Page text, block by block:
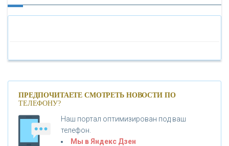
«БАНК САНКТ-ПЕТЕРБУРГ»
«ПРОМСВЯЗЬБАНК»
«НОВИКОМБАНК»
ПРЕДПОЧИТАЕТЕ СМОТРЕТЬ НОВОСТИ ПО
ТЕЛЕФОНУ?
Наш портал оптимизирован под ваш
телефон.
Мы в Яндекс Дзен